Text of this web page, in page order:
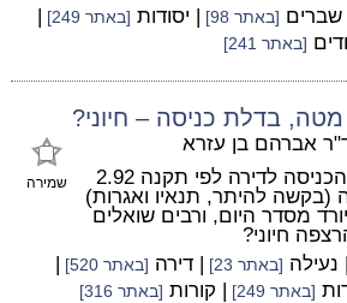
שברים [באתר 98] | יסודות [באתר 249]
|
[באתר 241]
בדלת כניסה – חיוני?
שמירה
אברהם בן עזרא
נושא מיגונה של דלת הכניסה לדירה לפי תקנה 2.92
(בקשה להיתר, תנאיו ואגרות)
מסדר היום, ורבים שואלים
חיוני?
| נעילה [באתר 23] | דירה [באתר 520]
|
[באתר 249] | קורות [באתר 316]